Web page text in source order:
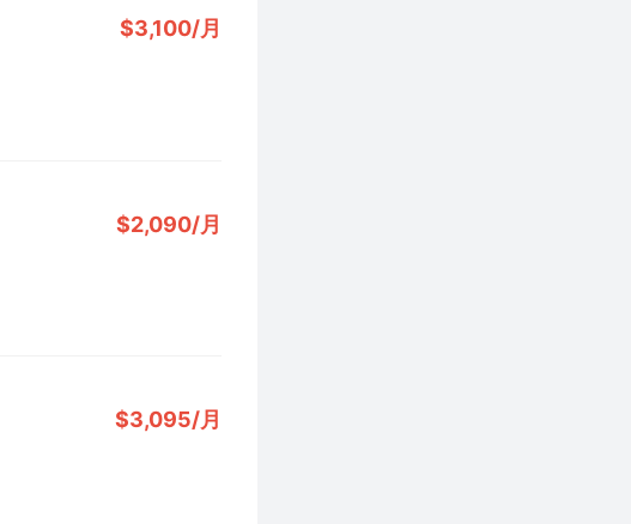
$3,100/月
$2,090/月
$3,095/月